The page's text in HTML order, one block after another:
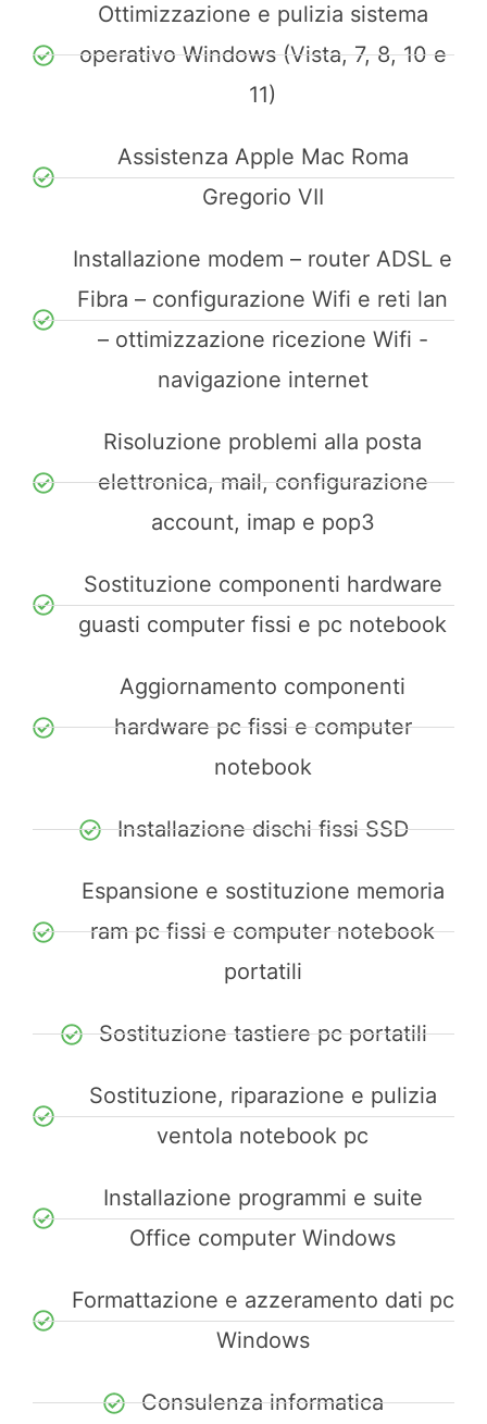
Ottimizzazione e pulizia sistema
operativo Windows (Vista, 7, 8, 10 e
11)
Assistenza Apple Mac Roma
Gregorio VII
Installazione modem – router ADSL e
Fibra – configurazione Wifi e reti lan
– ottimizzazione ricezione Wifi -
navigazione internet
Risoluzione problemi alla posta
elettronica, mail, configurazione
account, imap e pop3
Sostituzione componenti hardware
guasti computer fissi e pc notebook
Aggiornamento componenti
hardware pc fissi e computer
notebook
Installazione dischi fissi SSD
Espansione e sostituzione memoria
ram pc fissi e computer notebook
portatili
Sostituzione tastiere pc portatili
Sostituzione, riparazione e pulizia
ventola notebook pc
Installazione programmi e suite
Office computer Windows
Formattazione e azzeramento dati pc
Windows
Consulenza informatica